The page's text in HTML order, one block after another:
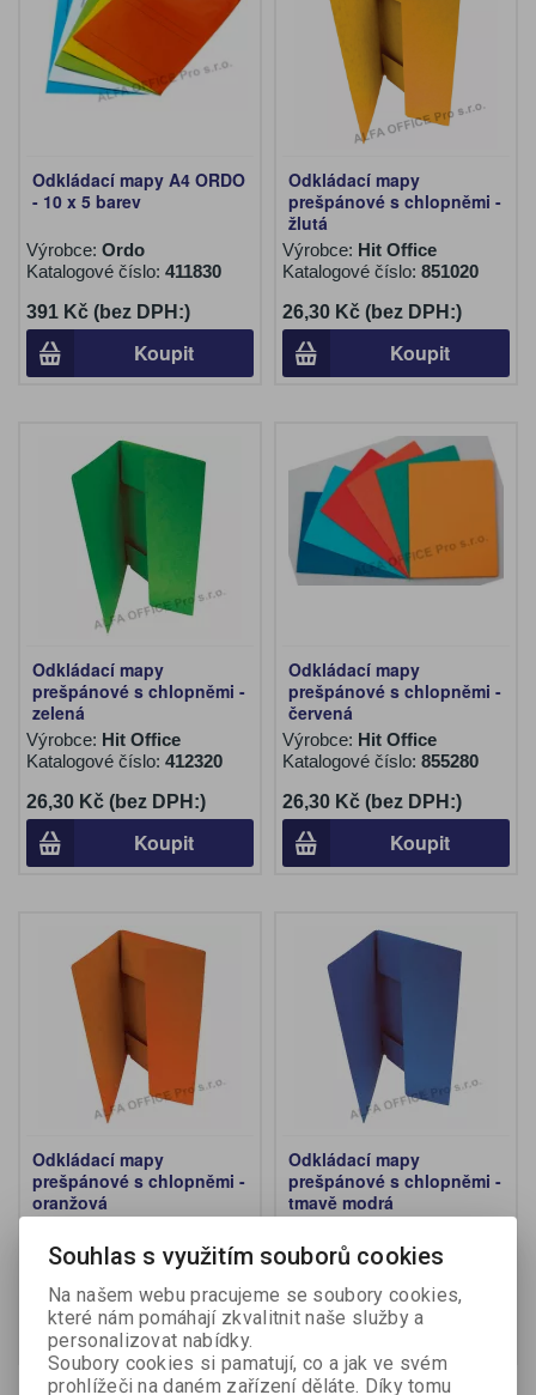
Odkládací mapy A4 ORDO
- 10 x 5 barev
Výrobce: Ordo
Katalogové číslo: 411830
391 Kč (bez DPH:)
Koupit
Odkládací mapy
prešpánové s chlopněmi -
žlutá
Výrobce: Hit Office
Katalogové číslo: 851020
26,30 Kč (bez DPH:)
Koupit
Odkládací mapy
prešpánové s chlopněmi -
zelená
Výrobce: Hit Office
Katalogové číslo: 412320
26,30 Kč (bez DPH:)
Koupit
Odkládací mapy
prešpánové s chlopněmi -
červená
Výrobce: Hit Office
Katalogové číslo: 855280
26,30 Kč (bez DPH:)
Koupit
Odkládací mapy
prešpánové s chlopněmi -
oranžová
Katalogové číslo:412300
26,30 Kč (bez DPH:)
Koupit
Odkládací mapy
prešpánové s chlopněmi -
tmavě modrá
Katalogové číslo:855290
26,30 Kč (bez DPH:)
Koupit
Souhlas s využitím souborů cookies
Na našem webu pracujeme se soubory cookies,
které nám pomáhají zkvalitnit naše služby a
personalizovat nabídky.
Soubory cookies si pamatují, co a jak ve svém
prohlížeči na daném zařízení děláte. Díky tomu